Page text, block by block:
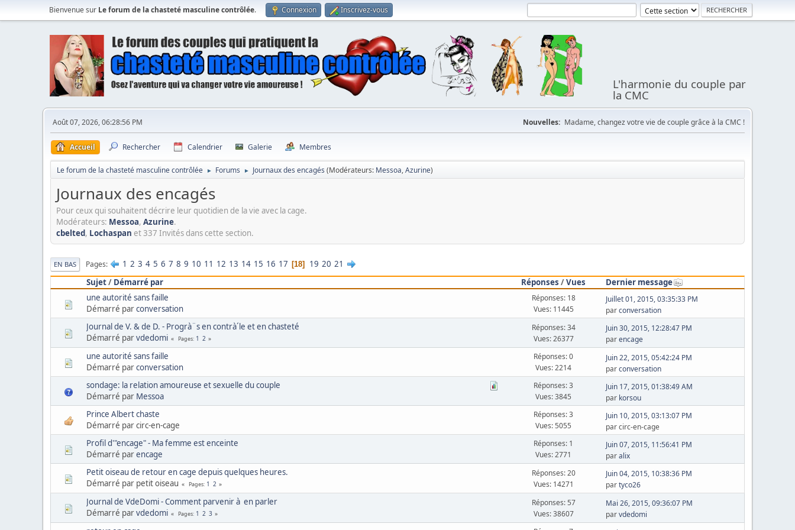
Bienvenue sur Le forum de la chasteté masculine contrôlée. Connexion Inscrivez-vous
L'harmonie du couple par
la CMC
Août 07, 2026, 06:28:56 PM Nouvelles: Madame, changez votre vie de couple grâce à la CMC !
Accueil Rechercher Calendrier Galerie Membres
Le forum de la chasteté masculine contrôlée ► Forums ► Journaux des encagés (Modérateurs: Messoa,Azurine)
Journaux des encagés
Pour ceux qui souhaitent décrire leur quotidien de la vie avec la cage.
Modérateurs: Messoa, Azurine.
cbelted, Lochaspan et 337 Invités dans cette section.
EN BAS Pages 1 2 3 4 5 6 7 8 9 10 11 12 13 14 15 16 17 18 19 20 21
Sujet/ Démarré par Réponses /Vues
Dernier message
une autorité sans faille
Démarré parconversation
Réponses: 18
Vues: 11445
Juillet 01, 2015, 03:35:33 PM
parconversation
Journal de V. & de D. - Progrà¨s en contrà´le et en chasteté
Démarré parvdedomi Pages 1 2
Réponses: 34
Vues: 26377
Juin 30, 2015, 12:28:47 PM
parencage
une autorité sans faille
Démarré parconversation
Réponses: 0
Vues: 2214
Juin 22, 2015, 05:42:24 PM
parconversation
sondage: la relation amoureuse et sexuelle du couple
Démarré par Messoa
Réponses: 3
Vues: 3845
Juin 17, 2015, 01:38:49 AM
par korsou
Prince Albert chaste
Démarré par circ-en-cage
Réponses: 3
Vues: 5055
Juin 10, 2015, 03:13:07 PM
par circ-en-cage
Profil d'"encage" - Ma femme est enceinte
Démarré parencage
Réponses: 1
Vues: 2771
Juin 07, 2015, 11:56:41 PM
paralix
Petit oiseau de retour en cage depuis quelques heures.
Démarré par petit oiseau
Pages 1 2
Réponses: 20
Vues: 14271
Juin 04, 2015, 10:38:36 PM
partyco26
Journal de VdeDomi - Comment parvenir à en parler
Démarré parvdedomi Pages 1 2 3
Réponses: 57
Vues: 38607
Mai 26, 2015, 09:36:07 PM
parvdedomi